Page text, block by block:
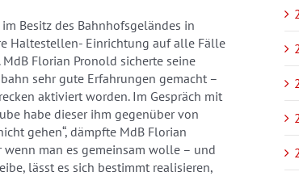
Besitz des Bahnhofsgeländes in
Haltestellen- Einrichtung auf alle Fälle
Florian Pronold sicherte seine
sehr gute Erfahrungen gemacht –
aktiviert worden. Im Gespräch mit
habe dieser ihm gegenüber von
gehen“, dämpfte MdB Florian
wenn man es gemeinsam wolle – und
lässt es sich bestimmt realisieren,